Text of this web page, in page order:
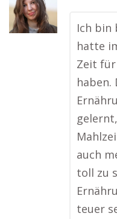
Ich bin
hatte
Zeit für
haben.
auch
toll zu
teuer